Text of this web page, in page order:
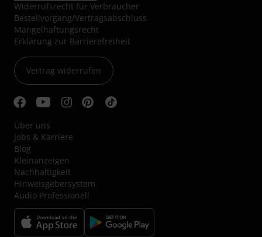
Widerrufsrecht für Verbraucher
Bestellvorgang/Vertragsabschluss
Mängelhaftungsrecht
Erklärung zur Barrierefreiheit
Vertrag widerrufen
Über uns
Jobs & Karriere
Blog
Kleinanzeigen
Nachhaltigkeit
Hinweisgebersystem
Audio Professionell